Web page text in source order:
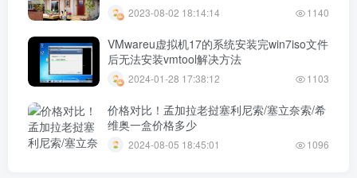
2023-08-02 18:14:14 1140
VMwareu虚拟机17的系统安装完win7iso文件
后无法安装vmtool解决方法
2024-01-28 17:38:12 1103
价格对比！孟加拉老挝塞利尼索/塞立奈索/希
维奥一盒价格多少
2024-08-05 18:45:01 1096